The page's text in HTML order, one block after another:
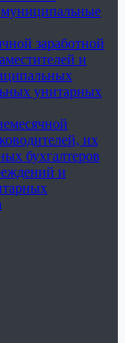
муниципальные
заработной
и
унитарных
их
бухгалтеров
и